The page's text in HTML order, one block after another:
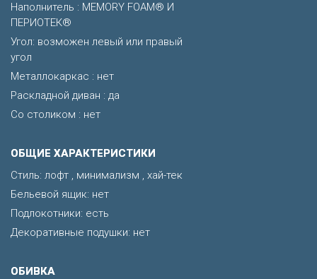
Наполнитель : MEMORY FOAM® И
ПЕРИОТЕК®
Угол: возможен левый или правый
угол
Металлокаркас : нет
Раскладной диван : да
Со столиком : нет
ОБЩИЕ ХАРАКТЕРИСТИКИ
Стиль: лофт , минимализм , хай-тек
Бельевой ящик: нет
Подлокотники: есть
Декоративные подушки: нет
ОБИВКА